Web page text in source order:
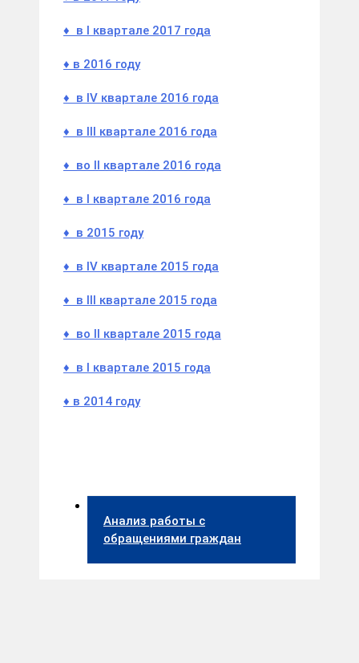
♦ в I квартале 2017 года
♦ в 2016 году
♦ в IV квартале 2016 года
♦ в III квартале 2016 года
♦ во II квартале 2016 года
♦ в I квартале 2016 года
♦ в 2015 году
♦ в IV квартале 2015 года
♦ в III квартале 2015 года
♦ во II квартале 2015 года
♦ в I квартале 2015 года
♦ в 2014 году
Анализ работы с
обращениями граждан